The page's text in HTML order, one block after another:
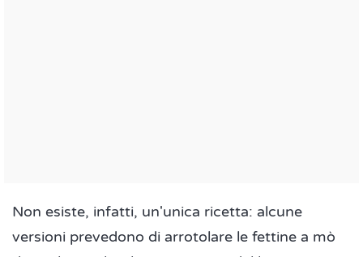
Non esiste, infatti, un'unica ricetta: alcune
versioni prevedono di arrotolare le fettine a mò